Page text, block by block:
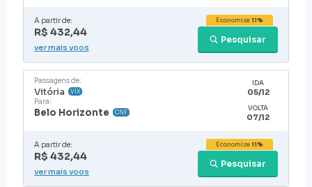
A partir de:
R$ 432,44
Pesquisar
Economize11%
ver mais voos
Passagens de:
Vitória VIX
Para:
Belo Horizonte CNF
IDA
05/12
VOLTA
07/12
A partir de:
R$ 432,44
Pesquisar
Economize11%
ver mais voos